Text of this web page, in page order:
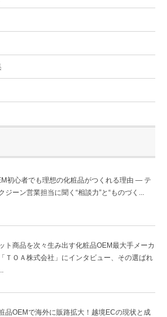
初心者でも理想の化粧品がつくれる理由 ― テ
ジーン営業担当に聞く“相談力”と“ものづく...
ト商品を次々生み出す化粧品OEM最大手メーカ
ＴＯＡ株式会社」にインタビュー、その選ばれ
品OEMで海外に販路拡大！越境ECの現状と成